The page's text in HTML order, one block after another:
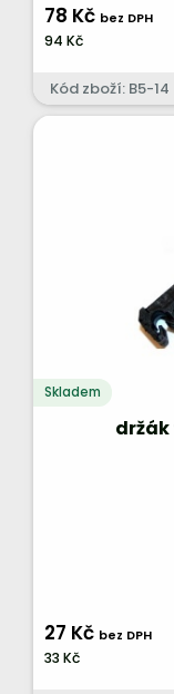
78 Kč bez DPH
94 Kč
Kód zboží: B5-14
Skladem
držák
27 Kč bez DPH
33 Kč